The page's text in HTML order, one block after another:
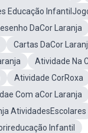
Educação
DaCor Laranja
Cartas DaCor
Atividade Na
Atividade CorRoxa
Com aCor Laranja
AtividadesEscolares
Infantil